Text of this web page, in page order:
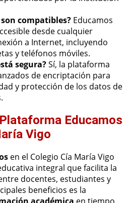
compatibles? Educamos
desde cualquier
a Internet, incluyendo
y teléfonos móviles.
segura?Sí, la plataforma
de encriptación para
y protección de los datos de
Educamos
Vigo
en el Colegio Cía María Vigo
integral que facilita la
docentes, estudiantes y
beneficios es la